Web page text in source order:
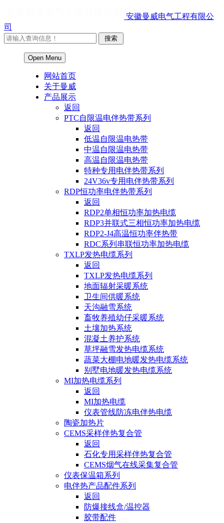
安徽曼威电气工程有限公
司
Open Menu
网站首页
关于曼威
产品展示
返回
PTC自限温电伴热带系列
返回
低温自限温电热带
中温自限温电热带
高温自限温电热带
特种专用电伴热带系列
24V36v专用电伴热带系列
RDP恒功率电伴热带系列
返回
RDP2单相恒功率加热电缆
RDP3并联式三相恒功率加热电缆
RDP2-J4高温恒功率伴热带
RDC系列串联恒功率加热电缆
TXLP发热电缆系列
返回
TXLP发热电缆系列
地面辐射采暖系统
卫生间供暖系统
天沟融雪系统
畜牧养殖幼仔采暖系统
土壤加热系统
混凝土养护系统
草坪融雪发热电缆系统
蔬菜大棚电地暖发热电缆系统
别墅电地暖发热电缆系统
MI加热电缆系列
返回
MI加热电缆
仪表管线防冻电伴热电缆
陶瓷加热片
CEMS采样伴热复合管
返回
石化专用采样伴热复合管
CEMS烟气在线采集复合管
仪表保温箱系列
电伴热产品配件系列
返回
防爆接线盒/温控器
胶带配件